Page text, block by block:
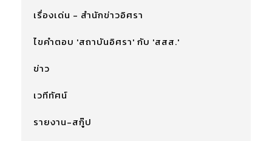
เรื่องเด่น - สำนักข่าวอิศรา
ไขคำตอบ 'สถาบันอิศรา' กับ 'สสส.'
ข่าว
เวทีทัศน์
รายงาน-สกู๊ป